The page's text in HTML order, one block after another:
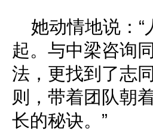
她动情地说：
起。与中梁咨询
法，更找到了志
则，带着团队朝
长的秘诀。”